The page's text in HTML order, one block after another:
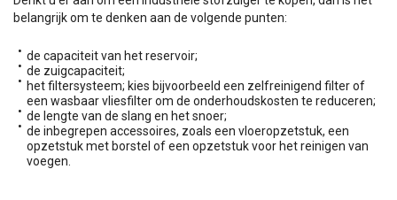
belangrijk om te denken aan de volgende punten:
de capaciteit van het reservoir;
de zuigcapaciteit;
het filtersysteem; kies bijvoorbeeld een zelfreinigend filter of
een wasbaar vliesfilter om de onderhoudskosten te reduceren;
de lengte van de slang en het snoer;
de inbegrepen accessoires, zoals een vloeropzetstuk, een
opzetstuk met borstel of een opzetstuk voor het reinigen van
voegen.